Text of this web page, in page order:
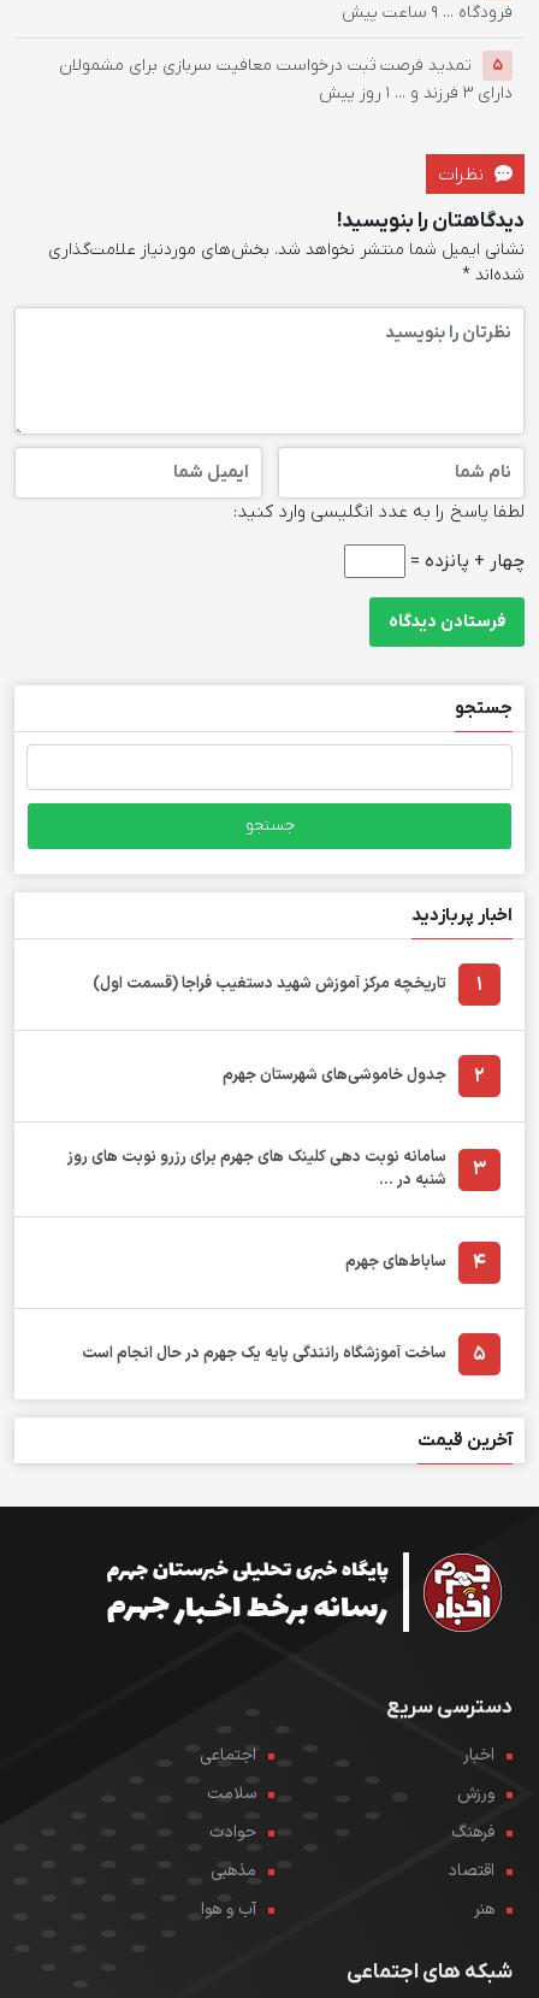
فرودگاه ... 9 ساعت پیش
5
تمدید فرصت ثبت درخواست معافیت سربازی برای مشمولان
دارای ۳ فرزند و ...
1 روز پیش
نظرات
دیدگاهتان را بنویسید!
نشانی ایمیل شما منتشر نخواهد شد. بخش‌های موردنیاز علامت‌گذاری
شده‌اند *
لطفا پاسخ را به عدد انگلیسی وارد کنید:
چهار + پانزده =
جستجو
جستجو
اخبار پربازدید
1 تاریخچه مرکز آموزش شهید دستغیب فراجا (قسمت اول)
2 جدول خاموشی‌های شهرستان جهرم
3
سامانه نوبت دهی کلینک های جهرم برای رزرو نوبت های روز
شنبه در ...
4 ساباط‌های جهرم
5 ساخت آموزشگاه رانندگی پایه یک جهرم در حال انجام است
آخرین قیمت
دسترسی سریع
اخبار
اجتماعی
ورزش
سلامت
فرهنگ
حوادث
اقتصاد
مذهبی
هنر
آب و هوا
شبکه های اجتماعی